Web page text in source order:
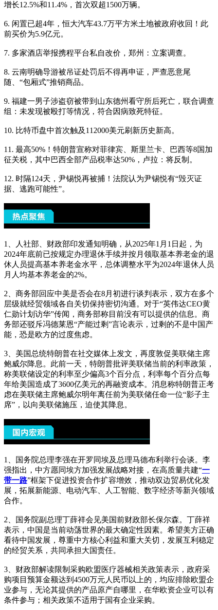
增长12.5%和11.4%，首次双超1500万辆。
6. 闲置已超4年，恒大汽车43.7万平方米土地被政府收回！此
前买价为5.9亿元。
7. 多家酒店举报携程平台私自改价，郑州：立案调查。
8. 云南明确导游被吊证处罚后不得再申证，严查恶意尾
随、“包厢式”推销商品。
9. 福建一男子涉盗窃被带到山东德州看守所后死亡，联合调查
组：未发现被殴打等情况，符合因病致死特征。
10. 比特币盘中首次触及112000美元刷新历史新高。
11. 最高50%！特朗普宣称对菲律宾、斯里兰卡、巴西等8国加
征关税，其中巴西全部产品税率达50%，卢拉：将反制。
12. 时隔124天，尹锡悦再被捕！法院认为尹锡悦有“毁灭证
据、逃跑可能性”。
1、人社部、财政部印发通知明确，从2025年1月1日起，为
2024年底前已按规定办理退休手续并按月领取基本养老金的退
休人员提高基本养老金水平，总体调整水平为2024年退休人员
月人均基本养老金的2%。
2、商务部回应中美是否会在8月初进行谈判表示，双方在多个
层级就经贸领域各自关切保持密切沟通。对于“英伟达CEO黄
仁勋计划访华”传闻，商务部称目前没有可以提供的信息。商
务部还驳斥冯德莱恩“产能过剩”言论表示，过剩的不是中国产
能，恐是欧方的过度焦虑。
3、美国总统特朗普在社交媒体上发文，再度敦促美联储主席
鲍威尔降息。此前一天，特朗普批评美联储当前的利率政策，
称美联储设定的利率至少偏高3个百分点，利率每个百分点每
年给美国造成了3600亿美元的再融资成本。消息称特朗普正考
虑在美联储主席鲍威尔明年离任前为美联储任命一位“影子主
席”，以向美联储施压，迫使其降息。
1、国务院总理李强在开罗同埃及总理马德布利举行会谈。李
强指出，中方愿同埃方加强发展战略对接，在高质量共建“一
带一路”框架下促进投资合作扩容增效，推动双边贸易优化发
展，拓展新能源、电动汽车、人工智能、数字经济等新兴领域
合作。
2、国务院副总理丁薛祥会见美国前财政部长保尔森。丁薛祥
表示，中国是当前动荡世界的最大确定性因素。希望美方正确
看待中国发展，尊重中方核心利益和重大关切，发展互利稳定
的经贸关系，共同承担大国责任。
3、财政部解读限制采购欧盟医疗器械相关政策表示，政府采
购项目预算金额达到4500万元人民币以上的，均应排除欧盟企
业参与，无论其提供的产品原产自哪里，在华欧资企业可以有
条件参与；相关政策不适用于国有企业采购。